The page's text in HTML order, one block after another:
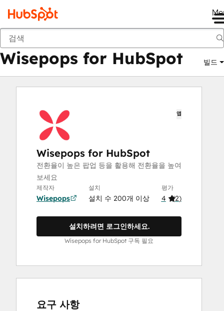
마켓플레이스
Wisepops for HubSpot 빌드
앱
Wisepops for HubSpot
전환율이 높은 팝업 등을 활용해 전환율을 높여
보세요
제작자
Wisepops
설치
설치 수 200개 이상
평가
4 (2)
설치하려면 로그인하세요.
Wisepops for HubSpot 구독 필요
요구 사항